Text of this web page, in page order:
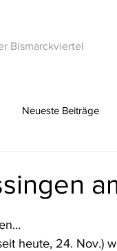
Bismarckviertel
Neueste Beiträge
heute, 24. Nov.)